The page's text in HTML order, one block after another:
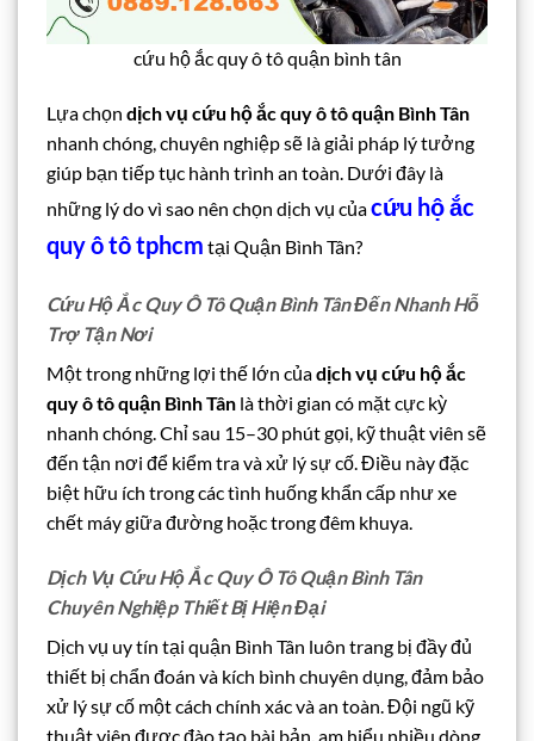
cứu hộ ắc quy ô tô quận bình tân
Lựa chọn dịch vụ cứu hộ ắc quy ô tô quận Bình Tân
nhanh chóng, chuyên nghiệp sẽ là giải pháp lý tưởng
giúp bạn tiếp tục hành trình an toàn. Dưới đây là
những lý do vì sao nên chọn dịch vụ củacứu hộ ắc
quy ô tô tphcm tại Quận Bình Tân?
Cứu Hộ Ắc Quy Ô Tô Quận Bình Tân Đến Nhanh Hỗ
Trợ Tận Nơi
Một trong những lợi thế lớn củadịch vụ cứu hộ ắc
quy ô tô quận Bình Tân là thời gian có mặt cực kỳ
nhanh chóng. Chỉ sau 15–30 phút gọi, kỹ thuật viên sẽ
đến tận nơi để kiểm tra và xử lý sự cố. Điều này đặc
biệt hữu ích trong các tình huống khẩn cấp như xe
chết máy giữa đường hoặc trong đêm khuya.
Dịch Vụ Cứu Hộ Ắc Quy Ô Tô Quận Bình Tân
Chuyên Nghiệp Thiết Bị Hiện Đại
Dịch vụ uy tín tại quận Bình Tân luôn trang bị đầy đủ
thiết bị chẩn đoán và kích bình chuyên dụng, đảm bảo
xử lý sự cố một cách chính xác và an toàn. Đội ngũ kỹ
thuật viên được đào tạo bài bản, am hiểu nhiều dòng